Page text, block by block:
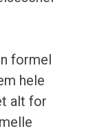
formel
hele
alt for